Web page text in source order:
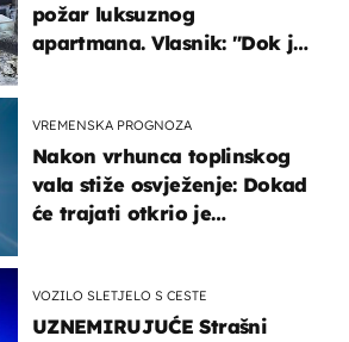
požar luksuznog
apartmana. Vlasnik: "Dok je
VREMENSKA PROGNOZA
Nakon vrhunca toplinskog
vala stiže osvježenje: Dokad
će trajati otkrio je
VOZILO SLETJELO S CESTE
UZNEMIRUJUĆE Strašni